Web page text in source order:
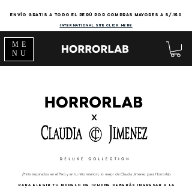
ME
NU
Envío gratis a todo el Perú por compras mayores a s/.150
international site click here
¡Prints inspirados en el Perú y en tu niño interior!, lo mejor de Claudia Jimenez para Horrorlab
Para elegir tu modelo de iPhone deberás ingresar a la